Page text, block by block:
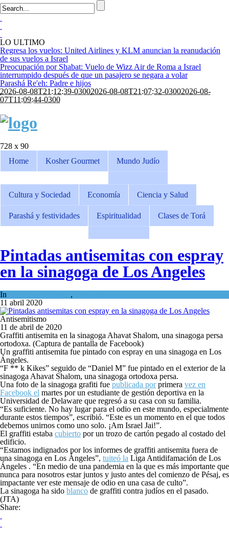
LO ULTIMO
Regresa los vuelos: United Airlines y KLM anuncian la reanudación
de sus vuelos a Israel
Preocupación por Shabat: Vuelo de Wizz Air de Roma a Israel
interrumpido después de que un pasajero se negara a volar
Parashá Re'eh: Padre e hijos
2026-08-08T21:12:39-03002026-08-08T21:07:32-03002026-08-
07T11:09:44-0300
728 x 90
Home
Kosher Gourmet Mundo Judío
Cultura y Sociedad Economía Ciencia y Salud
Parashá y festividades Espiritualidad Clases de Torá
Pintadas antisemitas con espray
en la sinagoga de Los Angeles
In ,
11 abril 2020
Antisemitismo
11 de abril de 2020
Graffiti antisemita en la sinagoga Ahavat Shalom, una sinagoga persa
ortodoxa. (Captura de pantalla de Facebook)
Un graffiti antisemita fue pintado con espray en una sinagoga en Los
Ángeles.
“F ** k Kikes” seguido de “Daniel M” fue pintado en el exterior de la
sinagoga Ahavat Shalom, una sinagoga ortodoxa persa.
Una foto de la sinagoga grafiti fue publicada porprimera vez en
Facebook el martes por un estudiante de gestión deportiva en la
Universidad de Delaware que regresó a su casa con su familia.
“Es suficiente. No hay lugar para el odio en este mundo, especialmente
durante estos tiempos”, escribió. “Este es un momento en el que todos
debemos unirnos como uno solo. ¡Am Israel Jai!”.
El graffiti estaba cubierto por un trozo de cartón pegado al costado del
edificio.
“Estamos indignados por los informes de graffiti antisemita fuera de
una sinagoga en Los Ángeles”, tuiteó la Liga Antidifamación de Los
Ángeles . “En medio de una pandemia en la que es más importante que
nunca para nosotros estar juntos y justo antes del comienzo de Pésaj, es
impactante ver este mensaje de odio en una casa de culto”.
La sinagoga ha sido blanco de graffiti contra judíos en el pasado.
(JTA)
Share: